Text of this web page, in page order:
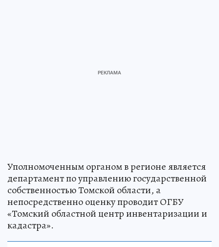
Уполномоченным органом в регионе является
департамент по управлению государственной
собственностью Томской области, а
непосредственно оценку проводит ОГБУ
«Томский областной центр инвентаризации и
кадастра».